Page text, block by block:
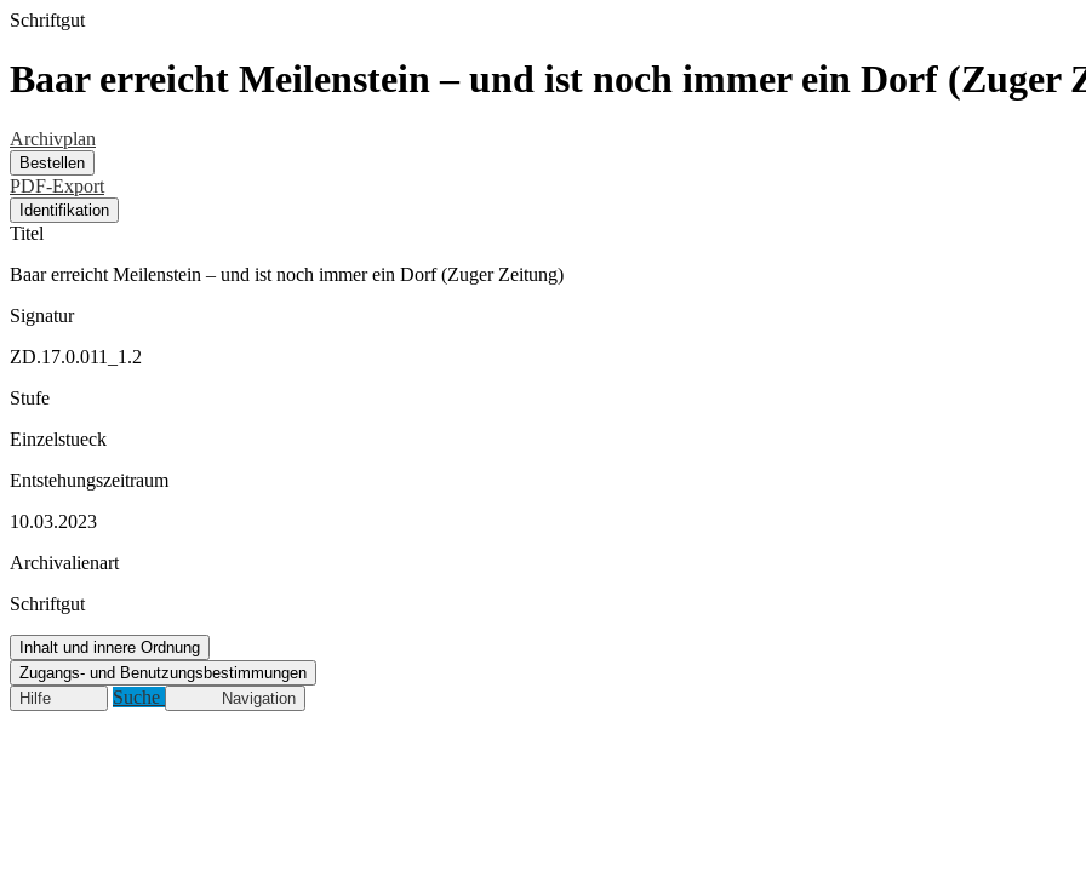
Schriftgut
Baar erreicht Meilenstein – und ist noch immer ein Dorf (Zuger
Archivplan
Bestellen
PDF-Export
Identifikation
Titel
Baar erreicht Meilenstein – und ist noch immer ein Dorf (Zuger Zeitung)
Signatur
ZD.17.0.011_1.2
Stufe
Einzelstueck
Entstehungszeitraum
10.03.2023
Archivalienart
Schriftgut
Inhalt und innere Ordnung
Zugangs- und Benutzungsbestimmungen
Hilfe
Suche Navigation